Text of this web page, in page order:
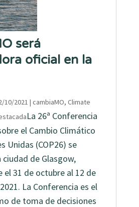
será
oficial en la
10/2021 | cambiaMO, Climate
La 26ª Conferencia
el Cambio Climático
Unidas (COP26) se
ciudad de Glasgow,
el 31 de octubre al 12 de
La Conferencia es el
de toma de decisiones